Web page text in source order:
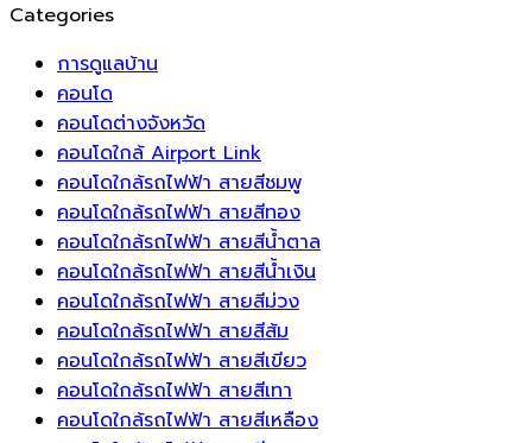
สู่
พื้นที่
ดัน
สูง
สำหรับ
บ้าน
อัจฉริยะ
ยุค
ใหม่
แผ่น
รอง
ขา
เฟอร์นิเจอร์
ช่วย
ยืด
อายุ
การ
ใช้
งาน
ของ
พื้น
บ้าน
ได้
วง
จุ้ย
สำหรับ
ห้อง
สวด
มนต์
หัน
หน้า
ไป
ทาง
ทิศ
ตะวัน
ออก
เป็น
Categories
การดูแลบ้าน
คอนโด
คอนโดต่างจังหวัด
คอนโดใกล้ Airport Link
คอนโดใกล้รถไฟฟ้า สายสีชมพู
คอนโดใกล้รถไฟฟ้า สายสีทอง
คอนโดใกล้รถไฟฟ้า สายสีน้ำตาล
คอนโดใกล้รถไฟฟ้า สายสีน้ำเงิน
คอนโดใกล้รถไฟฟ้า สายสีม่วง
คอนโดใกล้รถไฟฟ้า สายสีส้ม
คอนโดใกล้รถไฟฟ้า สายสีเขียว
คอนโดใกล้รถไฟฟ้า สายสีเทา
คอนโดใกล้รถไฟฟ้า สายสีเหลือง